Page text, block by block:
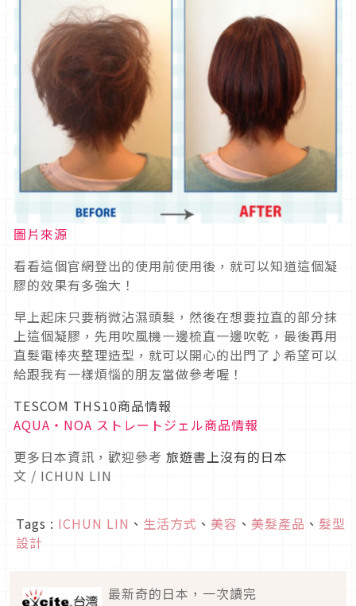
圖片來源
看看這個官網登出的使用前使用後，就可以知道這個凝
膠的效果有多強大！
早上起床只要稍微沾濕頭髮，然後在想要拉直的部分抹
上這個凝膠，先用吹風機一邊梳直一邊吹乾，最後再用
直髮電棒夾整理造型，就可以開心的出門了♪希望可以
給跟我有一樣煩惱的朋友當做參考喔！
TESCOM THS10商品情報
AQUA・NOA ストレートジェル商品情報
更多日本資訊，歡迎參考 旅遊書上沒有的日本
文 / ICHUN LIN
Tags : ICHUN LIN 、 生活方式 、 美容 、 美髮產品 、 髮型
設計
最新奇的日本，一次讀完